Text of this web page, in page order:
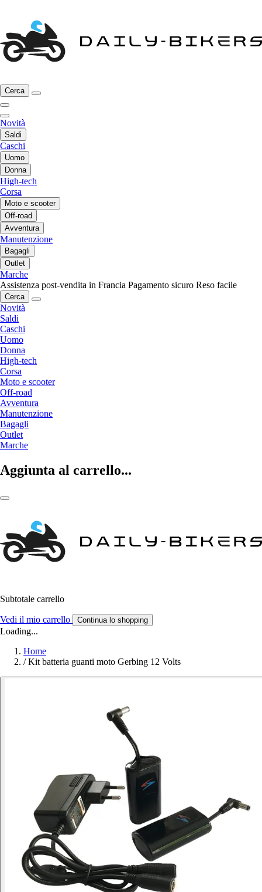
Cerca
Novità
Saldi
Caschi
Uomo
Donna
High-tech
Corsa
Moto e scooter
Off-road
Avventura
Manutenzione
Bagagli
Outlet
Marche
Assistenza post-vendita in Francia Pagamento sicuro Reso facile
Cerca
Novità
Saldi
Caschi
Uomo
Donna
High-tech
Corsa
Moto e scooter
Off-road
Avventura
Manutenzione
Bagagli
Outlet
Marche
Aggiunta al carrello...
Subtotale carrello
Vedi il mio carrello Continua lo shopping
Loading...
Home
/ Kit batteria guanti moto Gerbing 12 Volts